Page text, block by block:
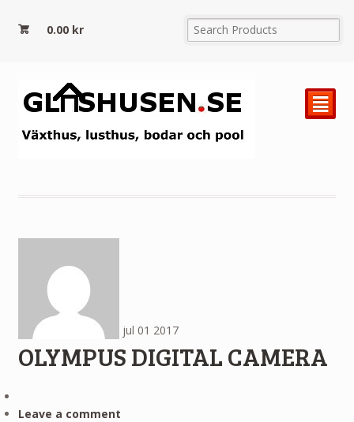
0.00 kr
²
jul 01 2017
OLYMPUS DIGITAL CAMERA
Leave a comment